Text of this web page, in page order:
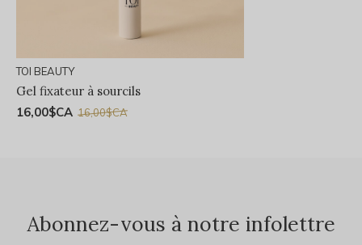
TOI BEAUTY
Gel fixateur à sourcils
16,00$CA 16,00$CA
Abonnez-vous à notre infolettre